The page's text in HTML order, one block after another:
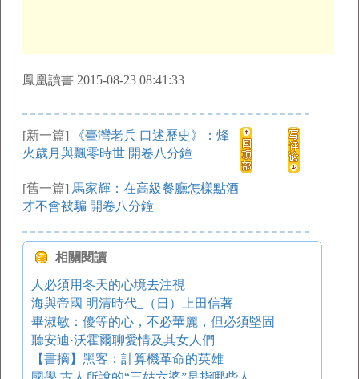
鳳凰讀書 2015-08-23 08:41:33
[新一篇]
《臺灣老兵 口述歷史》：烽
火歲月與飄零時世 開卷八分鐘
[舊一篇] 馬家輝：在高級餐廳怎樣點酒
才不會被騙 開卷八分鐘
相關閱讀
人必須用冬天的心境去注視
海與帝國 明清時代_（日）上田信著
畢淑敏：優等的心，不必華麗，但必須堅固
聽安迪·沃霍爾聊愛情及其女人們
【書摘】黑客：計算機革命的英雄